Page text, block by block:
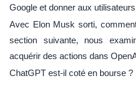
Google et donner aux
Avec Elon Musk sorti,
section suivante, nous
acquérir des actions dans
ChatGPT est-il coté en bourse ?